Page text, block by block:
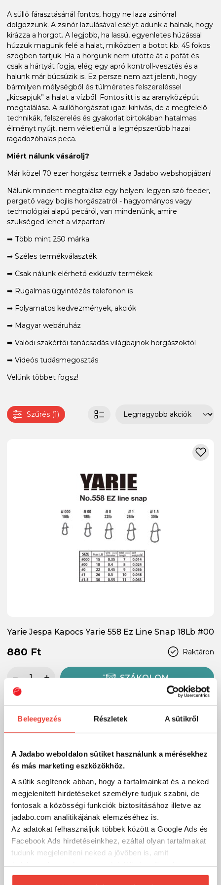
Beleegyezés Részletek A sütikről
A Jadabo weboldalon sütiket használunk a mérésekhez
és más marketing eszközökhöz.
A sütik segítenek abban, hogy a tartalmainkat és a neked
megjelenített hirdetéseket személyre tudjuk szabni, de
fontosak a közösségi funkciók biztosításához illetve az
jadabo.com analitikájának elemzéséhez is.
Az adatokat felhasználjuk többek között a Google Ads és
Facebook Ads hirdetéseinkhez, ezáltal olyan tartalmakat
tudunk megjeleníteni neked a jövőben is, amit
biztosításához arra kérünk, hogy engedd meg
A süllő fárasztásánál fontos, hogy ne laza zsinórral
dolgozzunk. A zsinór lazulásával esélyt adunk a halnak, hogy
kirázza a horgot. A legjobb, ha lassú, egyenletes húzással
húzzuk magunk felé a halat, miközben a botot kb. 45 fokos
szögben tartjuk. Ha a horgunk nem ütötte át a pofát és
csak a hártyát fogja, elég egy apró kontroll-vesztés és a
halunk már búcsúzik is. Ez persze nem azt jelenti, hogy
bármilyen mélységből és túlméretes felszereléssel
„kicsapjuk” a halat a vízből. Fontos itt is az aranyközépút
megtalálása. A süllőhorgászat igazi kihívás, de a megfelelő
technikák, felszerelés és gyakorlat birtokában hatalmas
élményt nyújt, nem véletlenül a legnépszerűbb hazai
ragadozóhalas peca.
Miért nálunk vásárolj?
Már közel 70 ezer horgász termék a Jadabo webshopjában!
Nálunk mindent megtalálsz egy helyen: legyen szó feeder,
pergető vagy bojlis horgászatról - hagyományos vagy
technológiai alapú pecáról, van mindenünk, amire
szükséged lehet a vízparton!
➡ Több mint 250 márka
➡ Széles termékválaszték
➡ Csak nálunk elérhető exkluzív termékek
➡ Rugalmas ügyintézés telefonon is
➡ Folyamatos kedvezmények, akciók
➡ Magyar webáruház
➡ Valódi szakértői tanácsadás világbajnok horgászoktól
➡ Videós tudásmegosztás
Velünk többet fogsz!
Szűrés (1)
Yarie Jespa Kapocs Yarie 558 Ez Line Snap 18Lb #00
Raktáron
880 Ft
SZÁKOLOM